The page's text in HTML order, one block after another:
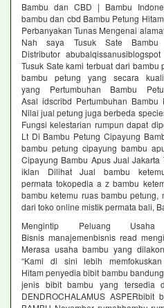
Bambu dan CBD | Bambu
bambu dan cbd Bambu Petung
Perbanyakan Tunas Mengenai
Nah saya Tusuk Sate
Distributor
Tusuk Sate kami terbuat dari
bambu petung yang secara
yang Pertumbuhan Bambu
Asal idscribd Pertumbuhan
Nilai jual petung juga berbeda
Fungsi kelestarian rumpun dapat
Lt Di Bambu Petung Cipayung
bambu petung cipayung bambu
Cipayung Bambu Apus Jual Jakarta
iklan Dilihat Jual bambu
permata tokopedia a z bambu
bambu ketemu ruas bambu
dari toko online mistik permata bali,
Mengintip Peluang
Bisnis manajemenbisnis read
Merasa usaha bambu yang
“Kami di sini lebih
Hitam penyedia bibit bambu
jenis bibit bambu yang tersedia
DENDROCHALAMUS ASPERbibit